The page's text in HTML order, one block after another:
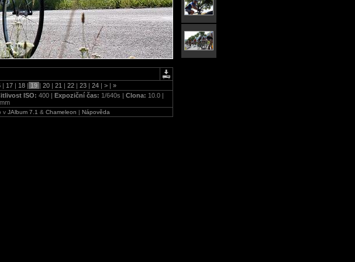
| 17 | 18 | 19 | 20 | 21 | 22 | 23 | 24 | > | »
ISO: 400 | Expoziční čas: 1/640s | Clona: 10.0 |
v JAlbum 7.1 & Chameleon | Nápověda